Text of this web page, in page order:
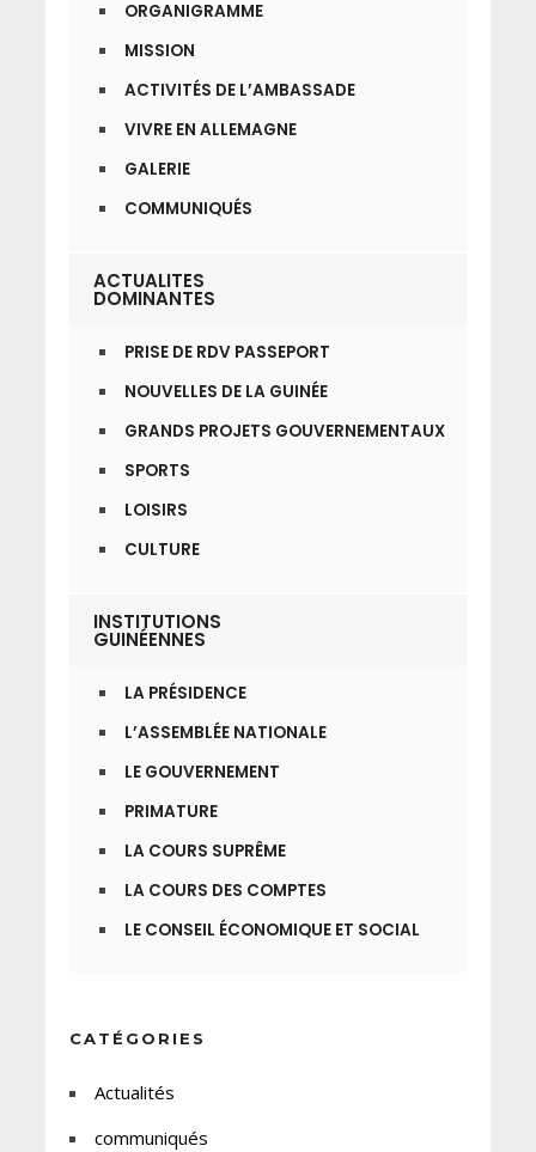
ORGANIGRAMME
MISSION
ACTIVITÉS DE L’AMBASSADE
VIVRE EN ALLEMAGNE
GALERIE
COMMUNIQUÉS
ACTUALITES
DOMINANTES
PRISE DE RDV PASSEPORT
NOUVELLES DE LA GUINÉE
GRANDS PROJETS GOUVERNEMENTAUX
SPORTS
LOISIRS
CULTURE
INSTITUTIONS
GUINÉENNES
LA PRÉSIDENCE
L’ASSEMBLÉE NATIONALE
LE GOUVERNEMENT
PRIMATURE
LA COURS SUPRÊME
LA COURS DES COMPTES
LE CONSEIL ÉCONOMIQUE ET SOCIAL
CATÉGORIES
Actualités
communiqués